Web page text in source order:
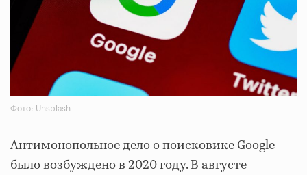
Фото: Unsplash
Антимонопольное дело о поисковике Google
было возбуждено в 2020 году. В августе